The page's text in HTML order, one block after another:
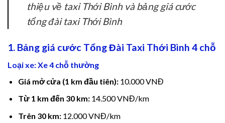
satın al
panel
panel
thiệu về taxi Thới Bình và bảng giá cước
tổng đài taxi Thới Bình
1. Bảng giá cước Tổng Đài Taxi Thới Bình 4 chỗ
Loại xe: Xe 4 chỗ thường
Giá mở cửa (1 km đầu tiên):10.000 VNĐ
Từ 1 km đến 30 km:14.500 VNĐ/km
Trên 30 km:12.000 VNĐ/km